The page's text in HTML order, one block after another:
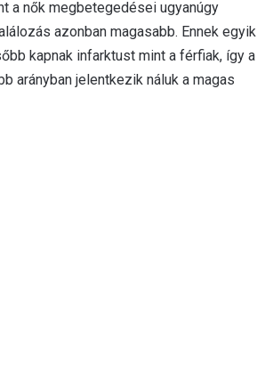
a nők megbetegedései ugyanúgy
azonban magasabb. Ennek egyik
kapnak infarktust mint a férfiak, így a
arányban jelentkezik náluk a magas